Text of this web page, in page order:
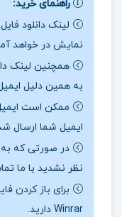
اثر با تکیه بر
پیچیدگی‌های
تعامل آن‌ها با
📖بخشی از کتاب
این کتاب با
اسلام و مفهوم
توانسته است
جهان اسلام ارائه
قدرت و مشروعیت،
راهنمای خرید:
لینک دانلود
نمایش در خواهد
همچنین لینک
به همین دلیل
ایمیل شما ارسال
در صورتی که به
نظر نشدید با ما
Winrar دارید.